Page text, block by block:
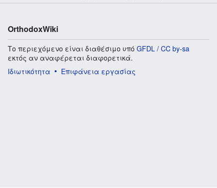
OrthodoxWiki
Το περιεχόμενο είναι διαθέσιμο υπό GFDL / CC by-sa
εκτός αν αναφέρεται διαφορετικά.
Ιδιωτικότητα
Επιφάνεια εργασίας